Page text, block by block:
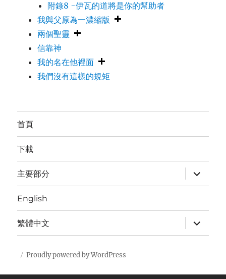
附錄8 -伊瓦的道將是你的幫助者
我與父原為一濃縮版
兩個聖靈
信靠神
我的名在他裡面
我們沒有這樣的規矩
首頁
下載
主要部分
expand
child
menu
English
繁體中文
expand
child
menu
Proudly powered by WordPress